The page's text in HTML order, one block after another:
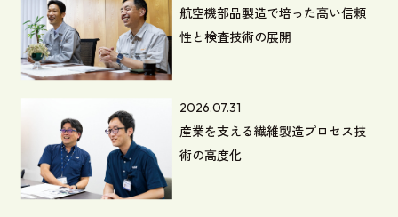
航空機部品製造で培った高い信頼
性と検査技術の展開
2026.07.31
産業を支える繊維製造プロセス技
術の高度化